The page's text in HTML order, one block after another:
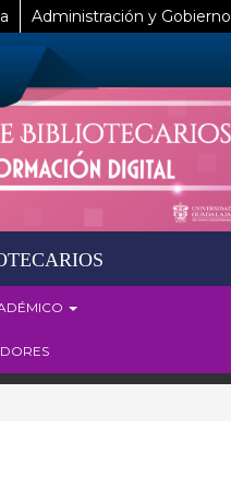
Administración y Gobierno